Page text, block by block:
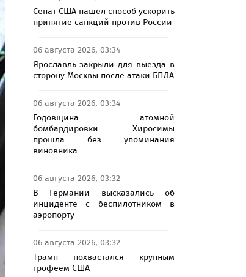
Сенат США нашел способ ускорить
принятие санкций против России
06 августа 2026, 03:34
Ярославль закрыли для выезда в
сторону Москвы после атаки БПЛА
06 августа 2026, 03:34
Годовщина атомной
бомбардировки Хиросимы
прошла без упоминания
виновника
06 августа 2026, 03:32
В Германии высказались об
инциденте с беспилотником в
аэропорту
06 августа 2026, 03:32
Трамп похвастался крупным
трофеем США